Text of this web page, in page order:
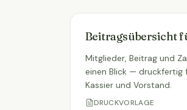
Beitragsübersicht
Mitglieder, Beitrag und
einen Blick — druckfertig
Kassier und Vorstand.
DRUCKVORLAGE